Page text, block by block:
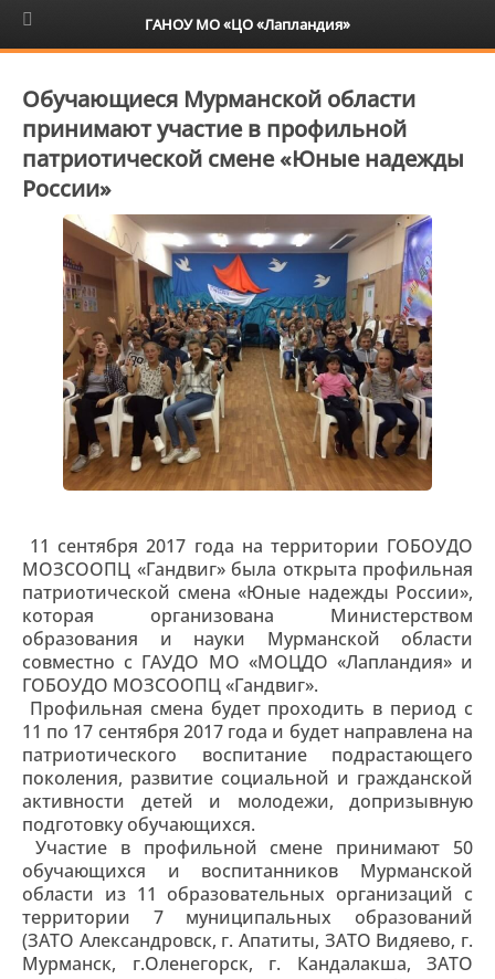
6+
Обучающиеся Мурманской области
принимают участие в профильной
патриотической смене «Юные надежды
России»
11 сентября 2017 года на территории ГОБОУДО
МОЗСООПЦ «Гандвиг» была открыта профильная
патриотической смена «Юные надежды России»,
которая организована Министерством
образования и науки Мурманской области
совместно с ГАУДО МО «МОЦДО «Лапландия» и
ГОБОУДО МОЗСООПЦ «Гандвиг».
Профильная смена будет проходить в период с
11 по 17 сентября 2017 года и будет направлена на
патриотического воспитание подрастающего
поколения, развитие социальной и гражданской
активности детей и молодежи, допризывную
подготовку обучающихся.
Участие в профильной смене принимают 50
обучающихся и воспитанников Мурманской
области из 11 образовательных организаций с
территории 7 муниципальных образований
(ЗАТО Александровск, г. Апатиты, ЗАТО Видяево, г.
Мурманск, г.Оленегорск, г. Кандалакша, ЗАТО
ГАНОУ МО «ЦО «Лапландия»